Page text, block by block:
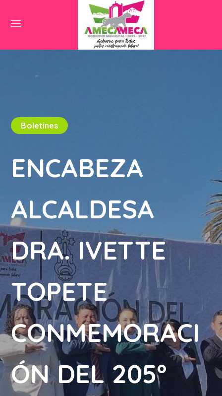
Boletines
ENCABEZA
ALCALDESA
DRA. IVETTE
TOPETE
CONMEMORACI
ÓN DEL 205°